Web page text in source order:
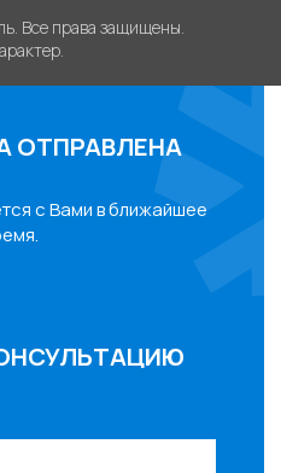
Все права защищены.
ОТПРАВЛЕНА
с Вами в ближайшее